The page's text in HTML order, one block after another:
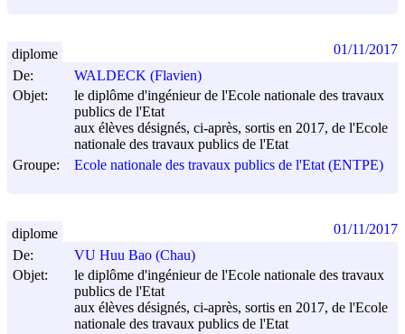
De:
WALDECK (Flavien)
Objet:
le diplôme d'ingénieur de l'Ecole nationale des travaux
publics de l'Etat
aux élèves désignés, ci-après, sortis en 2017, de l'Ecole
nationale des travaux publics de l'Etat
Groupe:
Ecole nationale des travaux publics de l'Etat (ENTPE)
diplome 01/11/2017
De:
VU Huu Bao (Chau)
Objet:
le diplôme d'ingénieur de l'Ecole nationale des travaux
publics de l'Etat
aux élèves désignés, ci-après, sortis en 2017, de l'Ecole
nationale des travaux publics de l'Etat
diplome 01/11/2017